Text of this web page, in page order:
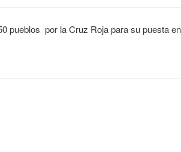
pueblos por la Cruz Roja para su puesta